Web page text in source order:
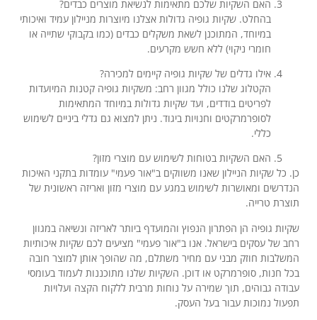
האם השקיות שלכם מתאימות לנשיאת מוצרים כבדים?
בהחלט. שקיות גופיה גדולות אצלנו מיוצרות מניילון עמיד ואיכותי
במיוחד, המתוכנן לשאת משקלים כבדים (כמו בקבוקי שתייה או
חומרי ניקוי) ללא חשש מקרעים.
אילו גדלים של שקיות גופיה קיימים למכירה?
הקטלוג שלנו כולל מגוון רחב: משקיות גופיה קטנות המיועדות
לפריטים בודדים, ועד שקיות גדולות במיוחד המתאימות
לסופרמרקטים וחנויות ביגוד. ניתן למצוא גם גדלי ביניים לשימוש
כללי.
האם השקיות בטוחות לשימוש עם מוצרי מזון?
כן. כל שקיות הניילון שאנו משווקים ב"אור פעמי" עומדות בתקני האיכות
הנדרשים ומאושרות לשימוש במגע עם מוצרי מזון ואריזה ראשונית של
תוצרת טרייה.
שקיות גופיה הן הפתרון הנפוץ והמועדף ביותר לאריזה ונשיאה במגוון
רחב של עסקים בישראל. אנו ב"אור פעמי" מציעים לכם שקיות איכותיות
המשלבות חוזק מבני עם מחיר משתלם, מה שהופך אותן למוצר חובה
בכל חנות, סופרמרקט או דוכן. השקיות שלנו מתוכננות לעמוד בעומסי
עבודה גבוהים, תוך שמירה על נוחות מרבית ללקוח הקצה ועלויות
תפעול נמוכות עבור בעל העסק.